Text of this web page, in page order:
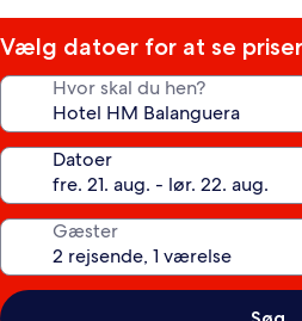
Vælg datoer for at se priser
Hvor skal du hen?
Datoer
Gæster